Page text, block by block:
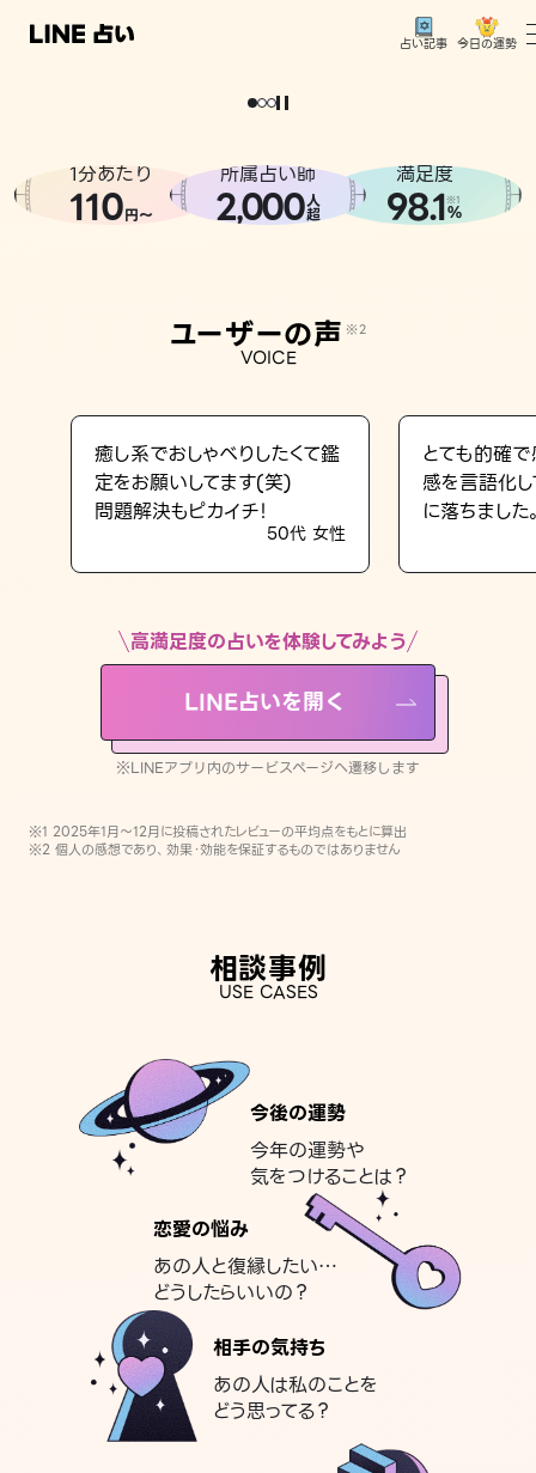
占い記事 今日の運勢
相談事例
占い記事
LINE占いを開く
※LINEアプリ内のサービスページへ遷移します
どうせなら
。
1分あたり
110円〜
所属占い師
2,000人
超
満足度
98.1※1
%
ユーザーの声 ※2
VOICE
癒し系でおしゃべりしたくて鑑
定をお願いしてます(笑)
問題解決もピカイチ！
50代 女性
とても的確
感を言語化
に落ちました
高満足度の占いを体験してみよう
LINE占いを開く
※LINEアプリ内のサービスページへ遷移します
※1 2025年1月〜12月に投稿されたレビューの平均点をもとに算出
※2 個人の感想であり、効果・効能を保証するものではありません
相談事例
USE CASES
今後の運勢
今年の運勢や
気をつけることは？
恋愛の悩み
あの人と復縁したい…
どうしたらいいの？
相手の気持ち
あの人は私のことを
どう思ってる？